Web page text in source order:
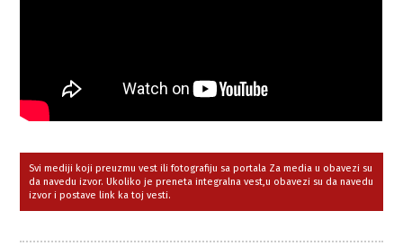
Svi mediji koji preuzmu vest ili fotografiju sa portala Za media u obavezi su
da navedu izvor. Ukoliko je preneta integralna vest,u obavezi su da navedu
izvor i postave link ka toj vesti.